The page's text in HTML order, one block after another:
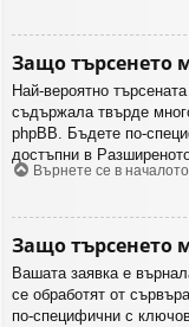
Защо търсенето
Най-вероятно
съдържала твърде
phpBB. Бъдете по-
достъпни в
Върнете се в началото
Защо търсенето
Вашата заявка е
се обработят от
по-специфични с